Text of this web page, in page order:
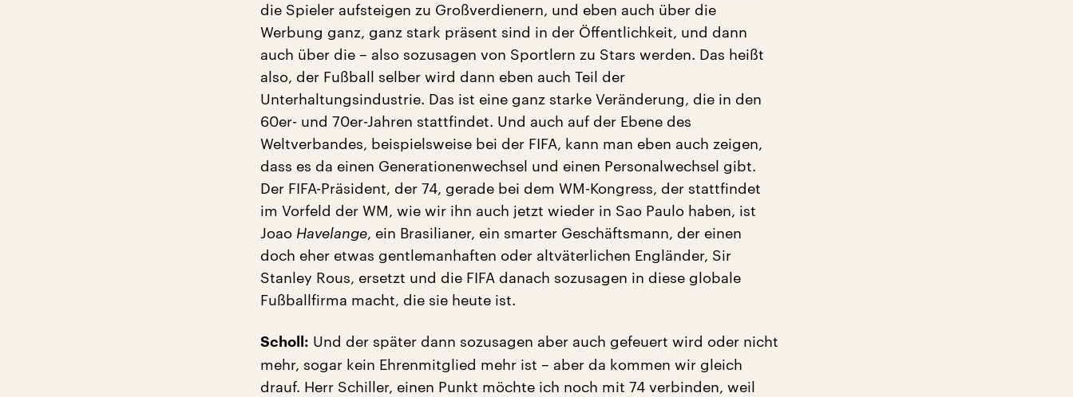
die Spieler aufsteigen zu Großverdienern, und eben auch über die
Werbung ganz, ganz stark präsent sind in der Öffentlichkeit, und dann
auch über die – also sozusagen von Sportlern zu Stars werden. Das heißt
also, der Fußball selber wird dann eben auch Teil der
Unterhaltungsindustrie. Das ist eine ganz starke Veränderung, die in den
60er- und 70er-Jahren stattfindet. Und auch auf der Ebene des
Weltverbandes, beispielsweise bei der FIFA, kann man eben auch zeigen,
dass es da einen Generationenwechsel und einen Personalwechsel gibt.
Der FIFA-Präsident, der 74, gerade bei dem WM-Kongress, der stattfindet
im Vorfeld der WM, wie wir ihn auch jetzt wieder in Sao Paulo haben, ist
Joao Havelange, ein Brasilianer, ein smarter Geschäftsmann, der einen
doch eher etwas gentlemanhaften oder altväterlichen Engländer, Sir
Stanley Rous, ersetzt und die FIFA danach sozusagen in diese globale
Fußballfirma macht, die sie heute ist.
Scholl: Und der später dann sozusagen aber auch gefeuert wird oder nicht
mehr, sogar kein Ehrenmitglied mehr ist – aber da kommen wir gleich
drauf. Herr Schiller, einen Punkt möchte ich noch mit 74 verbinden, weil